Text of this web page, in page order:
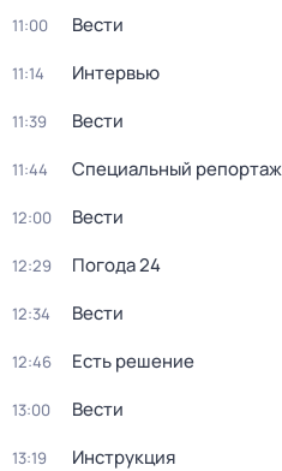
11:00 Вести
11:14 Интервью
11:39 Вести
11:44 Специальный репортаж
12:00 Вести
12:29 Погода 24
12:34 Вести
12:46 Есть решение
13:00 Вести
13:19 Инструкция